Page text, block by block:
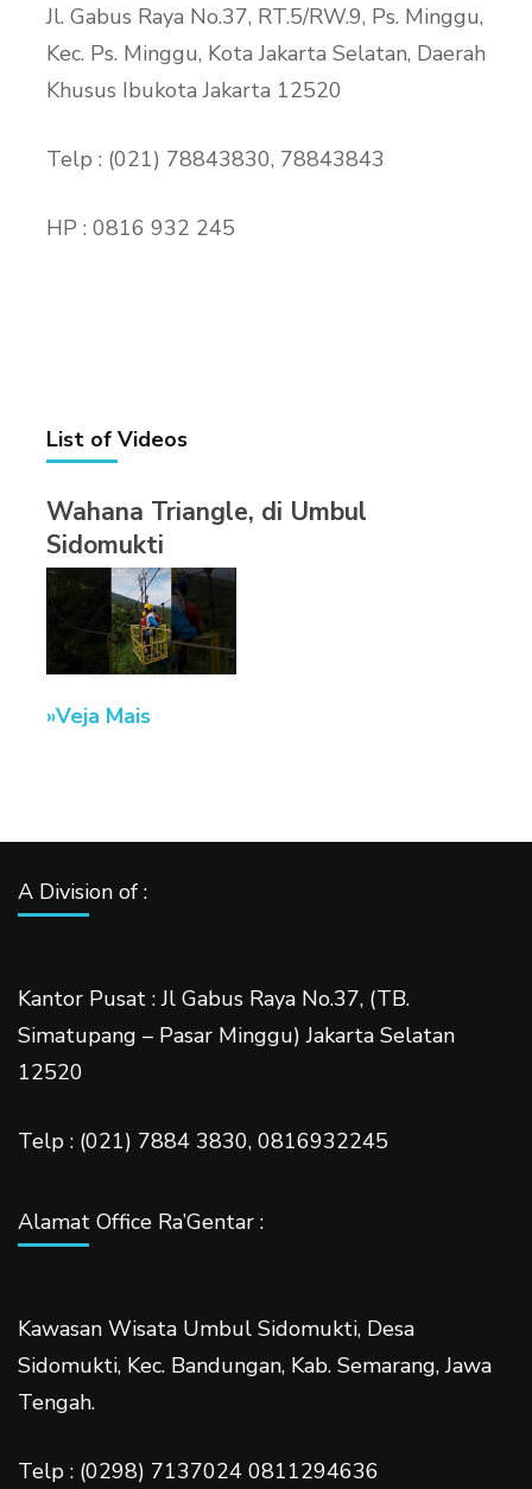
Jl. Gabus Raya No.37, RT.5/RW.9, Ps. Minggu,
Kec. Ps. Minggu, Kota Jakarta Selatan, Daerah
Khusus Ibukota Jakarta 12520
Telp : (021) 78843830, 78843843
HP : 0816 932 245
List of Videos
Wahana Triangle, di Umbul
Sidomukti
Veja Mais
A Division of :
Kantor Pusat : Jl Gabus Raya No.37, (TB.
Simatupang – Pasar Minggu) Jakarta Selatan
12520
Telp : (021) 7884 3830, 0816932245
Alamat Office Ra’Gentar :
Kawasan Wisata Umbul Sidomukti, Desa
Sidomukti, Kec. Bandungan, Kab. Semarang, Jawa
Tengah.
Telp : (0298) 7137024 0811294636